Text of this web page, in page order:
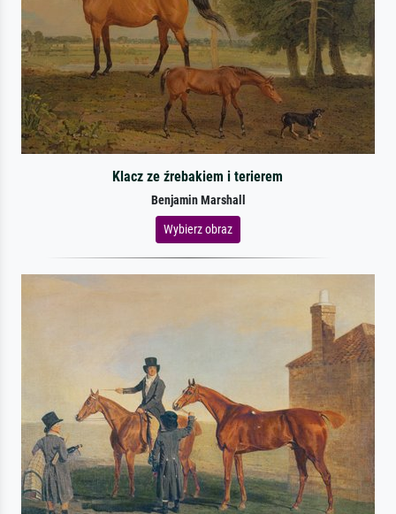
Klacz ze źrebakiem i terierem
Benjamin Marshall
Wybierz obraz